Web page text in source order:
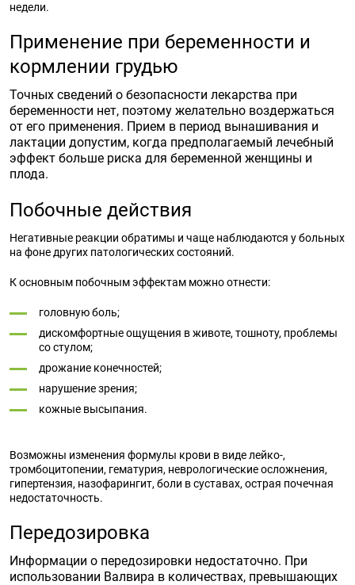
недели.
Применение при беременности и
кормлении грудью
Точных сведений о безопасности лекарства при
беременности нет, поэтому желательно воздержаться
от его применения. Прием в период вынашивания и
лактации допустим, когда предполагаемый лечебный
эффект больше риска для беременной женщины и
плода.
Побочные действия
Негативные реакции обратимы и чаще наблюдаются у больных
на фоне других патологических состояний.
К основным побочным эффектам можно отнести:
головную боль;
дискомфортные ощущения в животе, тошноту, проблемы
со стулом;
дрожание конечностей;
нарушение зрения;
кожные высыпания.
Возможны изменения формулы крови в виде лейко-,
тромбоцитопении, гематурия, неврологические осложнения,
гипертензия, назофарингит, боли в суставах, острая почечная
недостаточность.
Передозировка
Информации о передозировки недостаточно. При
использовании Валвира в количествах, превышающих